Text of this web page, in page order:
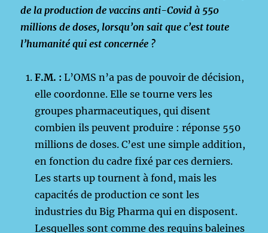
de la production de vaccins anti-Covid à 550
millions de doses, lorsqu’on sait que c’est toute
l’humanité qui est concernée ?
F.M. : L’OMS n’a pas de pouvoir de décision,
elle coordonne. Elle se tourne vers les
groupes pharmaceutiques, qui disent
combien ils peuvent produire : réponse 550
millions de doses. C’est une simple addition,
en fonction du cadre fixé par ces derniers.
Les starts up tournent à fond, mais les
capacités de production ce sont les
industries du Big Pharma qui en disposent.
Lesquelles sont comme des requins baleines